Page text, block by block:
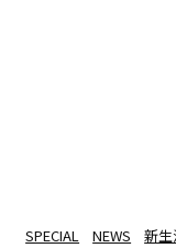
SPECIAL
NEWS 新